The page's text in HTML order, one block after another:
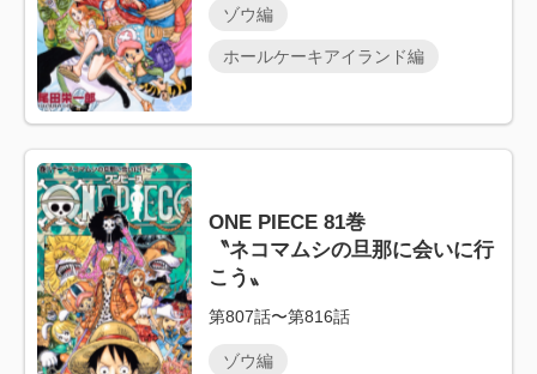
ゾウ編
ホールケーキアイランド編
ONE PIECE 81巻
〝ネコマムシの旦那に会いに行
こう〟
第807話〜第816話
ゾウ編